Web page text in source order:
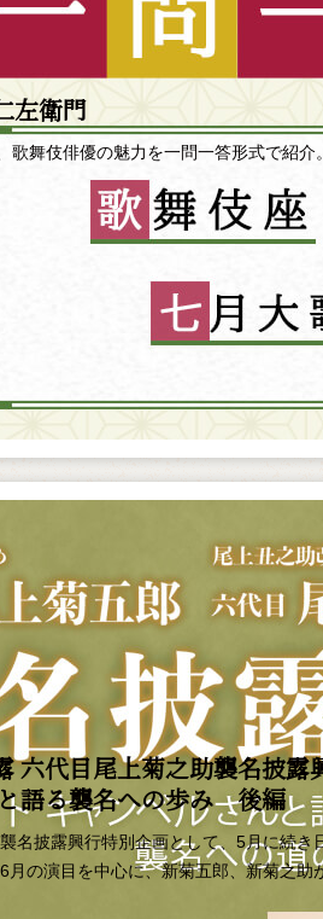
左衛門
歌舞伎俳優の魅力を一問一答形式で紹介
代目尾上菊之助襲名披露興
語る襲名への歩み 後編
名披露興行特別企画として、5月に続き
の演目を中心に、新菊五郎、新菊之助